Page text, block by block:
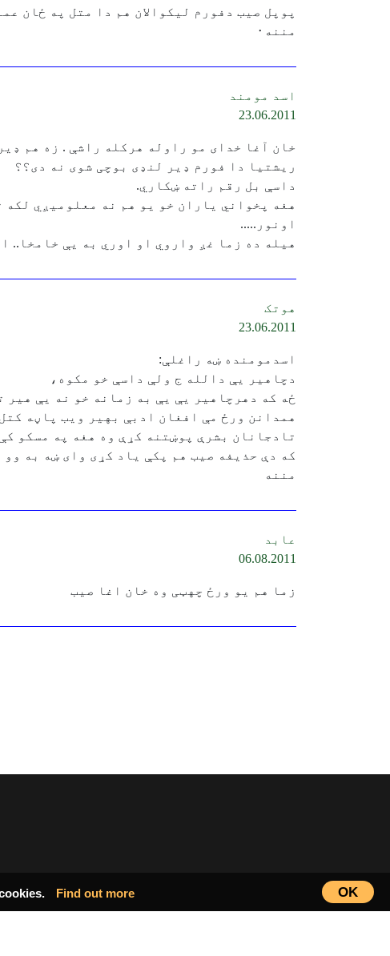
پوپل صیب دفورم لیکوالان هم دا متل په ځان
مننه۰
اسد مومند
23.06.2011
خان آغا خدای مو راوله هرکله راشې . زه هم
ریشتیا دا فورم ډیر لنډی بوچی شوی نه دی؟؟
داسې بل رقم راته ښکاري.
هغه پخواني یاران خو یو هم نه معلومیږي
اونور.....
هیله ده زما غږ واروي او اوري به یې خامخا..
هوتک
23.06.2011
اسدمومنده ښه راغلې:
دچاهیر یې دالله ج ولې داسې خو مکوه،
ځه که دهرچاهیر یې یې به زمانه خو نه یې هیر
همدانن ورځ مې افغان ادبې بهیر ویب پاڼه
تادجانان بشرې پوښتنه کړې وه هغه په مسکو
که دې حذیفه صیب هم پکې یاد کړی وای ښه به
مننه ‏‎ ‎
عابد
06.08.2011
زما هم یو ورځ چهټی وه خان اغا صیب
OK
Find out more